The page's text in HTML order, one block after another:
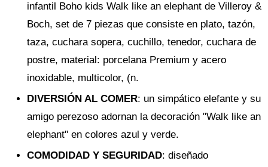
infantil Boho kids Walk like an elephant de Villeroy &
Boch, set de 7 piezas que consiste en plato, tazón,
taza, cuchara sopera, cuchillo, tenedor, cuchara de
postre, material: porcelana Premium y acero
inoxidable, multicolor, (n.
DIVERSIÓN AL COMER: un simpático elefante y su
amigo perezoso adornan la decoración "Walk like an
elephant" en colores azul y verde.
COMODIDAD Y SEGURIDAD: diseñado